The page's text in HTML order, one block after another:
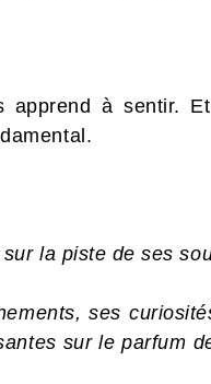
apprend à sentir.
la piste de ses
ses
sur le parfum